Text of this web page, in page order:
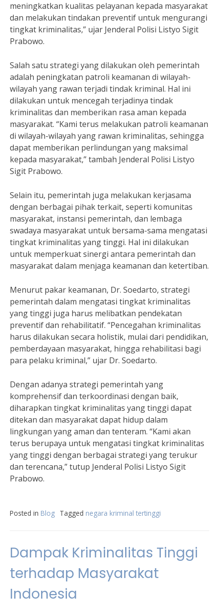
meningkatkan kualitas pelayanan kepada masyarakat
dan melakukan tindakan preventif untuk mengurangi
tingkat kriminalitas,” ujar Jenderal Polisi Listyo Sigit
Prabowo.
Salah satu strategi yang dilakukan oleh pemerintah
adalah peningkatan patroli keamanan di wilayah-
wilayah yang rawan terjadi tindak kriminal. Hal ini
dilakukan untuk mencegah terjadinya tindak
kriminalitas dan memberikan rasa aman kepada
masyarakat. “Kami terus melakukan patroli keamanan
di wilayah-wilayah yang rawan kriminalitas, sehingga
dapat memberikan perlindungan yang maksimal
kepada masyarakat,” tambah Jenderal Polisi Listyo
Sigit Prabowo.
Selain itu, pemerintah juga melakukan kerjasama
dengan berbagai pihak terkait, seperti komunitas
masyarakat, instansi pemerintah, dan lembaga
swadaya masyarakat untuk bersama-sama mengatasi
tingkat kriminalitas yang tinggi. Hal ini dilakukan
untuk memperkuat sinergi antara pemerintah dan
masyarakat dalam menjaga keamanan dan ketertiban.
Menurut pakar keamanan, Dr. Soedarto, strategi
pemerintah dalam mengatasi tingkat kriminalitas
yang tinggi juga harus melibatkan pendekatan
preventif dan rehabilitatif. “Pencegahan kriminalitas
harus dilakukan secara holistik, mulai dari pendidikan,
pemberdayaan masyarakat, hingga rehabilitasi bagi
para pelaku kriminal,” ujar Dr. Soedarto.
Dengan adanya strategi pemerintah yang
komprehensif dan terkoordinasi dengan baik,
diharapkan tingkat kriminalitas yang tinggi dapat
ditekan dan masyarakat dapat hidup dalam
lingkungan yang aman dan tenteram. “Kami akan
terus berupaya untuk mengatasi tingkat kriminalitas
yang tinggi dengan berbagai strategi yang terukur
dan terencana,” tutup Jenderal Polisi Listyo Sigit
Prabowo.
Posted in Blog Tagged negara kriminal tertinggi
Dampak Kriminalitas Tinggi
terhadap Masyarakat
Indonesia